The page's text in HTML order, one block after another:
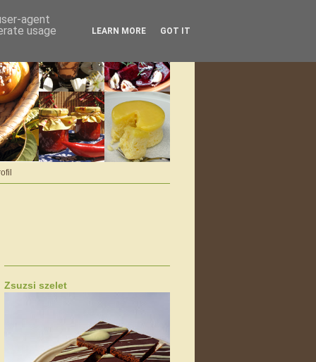
Zsuzsi szelet
agent
usage
LEARN MORE GOT IT